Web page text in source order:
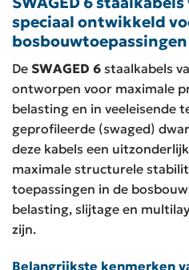
speciaal ontwikkeld
bosbouwtoepassingen
De SWAGED 6 staalkabels
ontworpen voor maximale
belasting en in veeleisende
geprofileerde (swaged)
deze kabels een
maximale structurele
toepassingen in de
belasting, slijtage en
zijn.
Belangrijkste kenmerken